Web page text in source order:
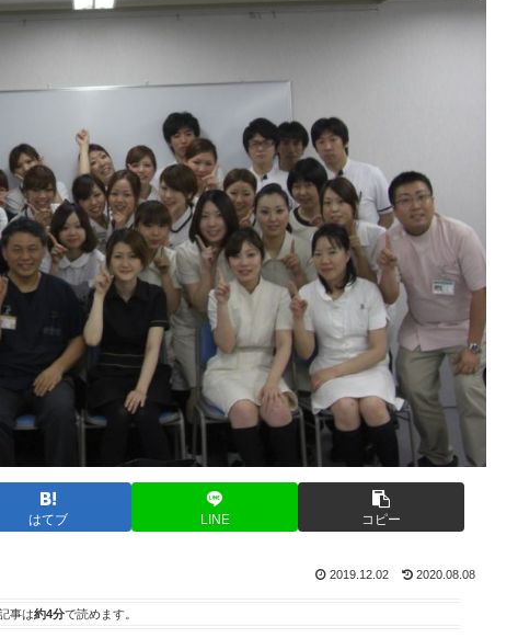
はてブ LINE コピー
2019.12.02 2020.08.08
事は約4分で読めます。